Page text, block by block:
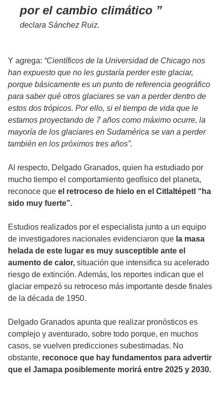
por el cambio climático
declara Sánchez Ruiz.
Y agrega: “Científicos de la Universidad de Chicago nos
han expuesto que no les gustaría perder este glaciar,
porque básicamente es un punto de referencia geográfico
para saber qué otros glaciares se van a perder dentro de
estos dos trópicos. Por ello, si el tiempo de vida que le
estamos proyectando de 7 años como máximo ocurre, la
mayoría de los glaciares en Sudamérica se van a perder
también en los próximos tres años”.
Al respecto, Delgado Granados, quien ha estudiado por
mucho tiempo el comportamiento geofísico del planeta,
reconoce que el retroceso de hielo en el Citlaltépetl “ha
sido muy fuerte”.
Estudios realizados por el especialista junto a un equipo
de investigadores nacionales evidenciaron que la masa
helada de este lugar es muy susceptible ante el
aumento de calor, situación que intensifica su acelerado
riesgo de extinción. Además, los reportes indican que el
glaciar empezó su retroceso más importante desde finales
de la década de 1950.
Delgado Granados apunta que realizar pronósticos es
complejo y aventurado, sobre todo porque, en muchos
casos, se vuelven predicciones subestimadas. No
obstante, reconoce que hay fundamentos para advertir
que el Jamapa posiblemente morirá entre 2025 y 2030.